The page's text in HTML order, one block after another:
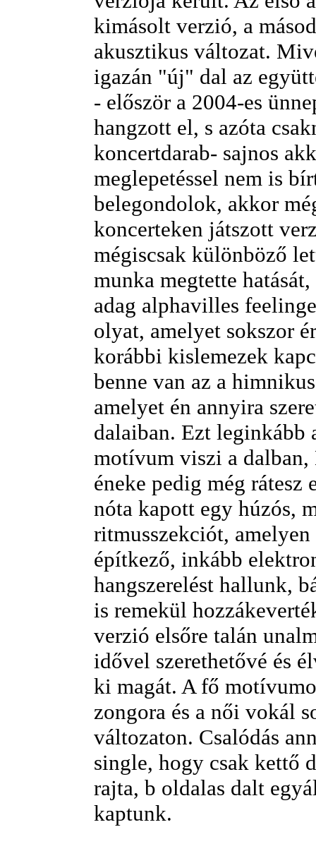
kimásolt verzió, a
akusztikus változat.
igazán "új" dal az
- először a 2004-es
hangzott el, s azóta
koncertdarab- sajnos
meglepetéssel nem is
belegondolok, akkor
koncerteken játszott
mégiscsak különböző
munka megtette
adag alphavilles
olyat, amelyet sokszor
korábbi kislemezek
benne van az a
amelyet én annyira
dalaiban. Ezt leginkább
motívum viszi a dalban,
éneke pedig még rátesz
nóta kapott egy húzós,
ritmusszekciót,
építkező, inkább
hangszerelést hallunk,
is remekül
verzió elsőre talán
idővel szerethetővé és
ki magát. A fő
zongora és a női vokál
változaton. Csalódás
single, hogy csak kettő
rajta, b oldalas dalt
kaptunk.